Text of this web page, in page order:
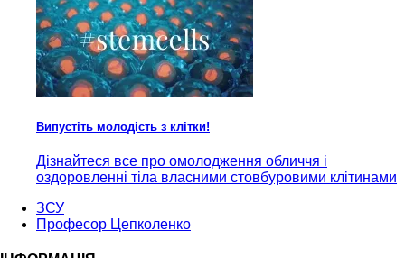
Випустіть молодість з клітки!
Дізнайтеся все про омолодження обличчя і
оздоровленні тіла власними стовбуровими клітинами
ЗСУ
Професор Цепколенко